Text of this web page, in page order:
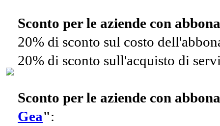
Sconto per le aziende con
20% di sconto sul costo
20% di sconto sull'acquisto di
Sconto per le aziende con
Gea":